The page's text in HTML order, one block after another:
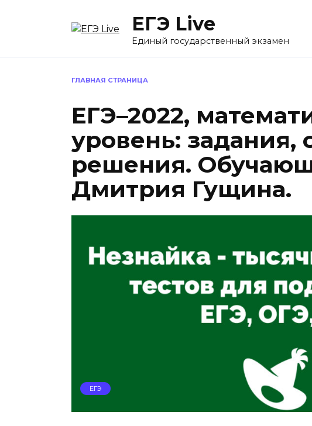
ЕГЭ Live
Единый государственный экзамен
ГЛАВНАЯ СТРАНИЦА
ЕГЭ–2022,
уровень: задания,
решения.
Дмитрия Гущина.
ЕГЭ